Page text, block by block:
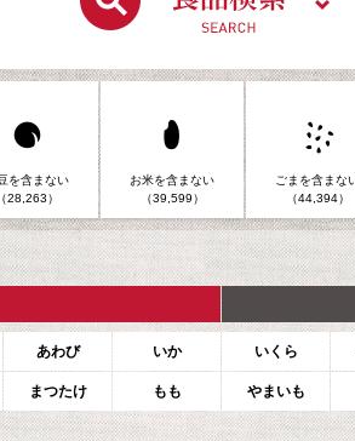
を含まない
（28,263）
お米を含まない
（39,599）
ごまを含まな
（44,394）
あわび いか いくら
まつたけ もも やまいも